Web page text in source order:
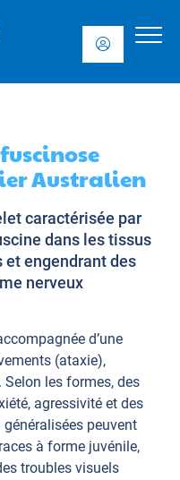
Australien
caractérisée par
dans les tissus
et engendrant des
nerveux
d’une
(ataxie),
les formes, des
agressivité et des
peuvent
à forme juvénile,
troubles visuels